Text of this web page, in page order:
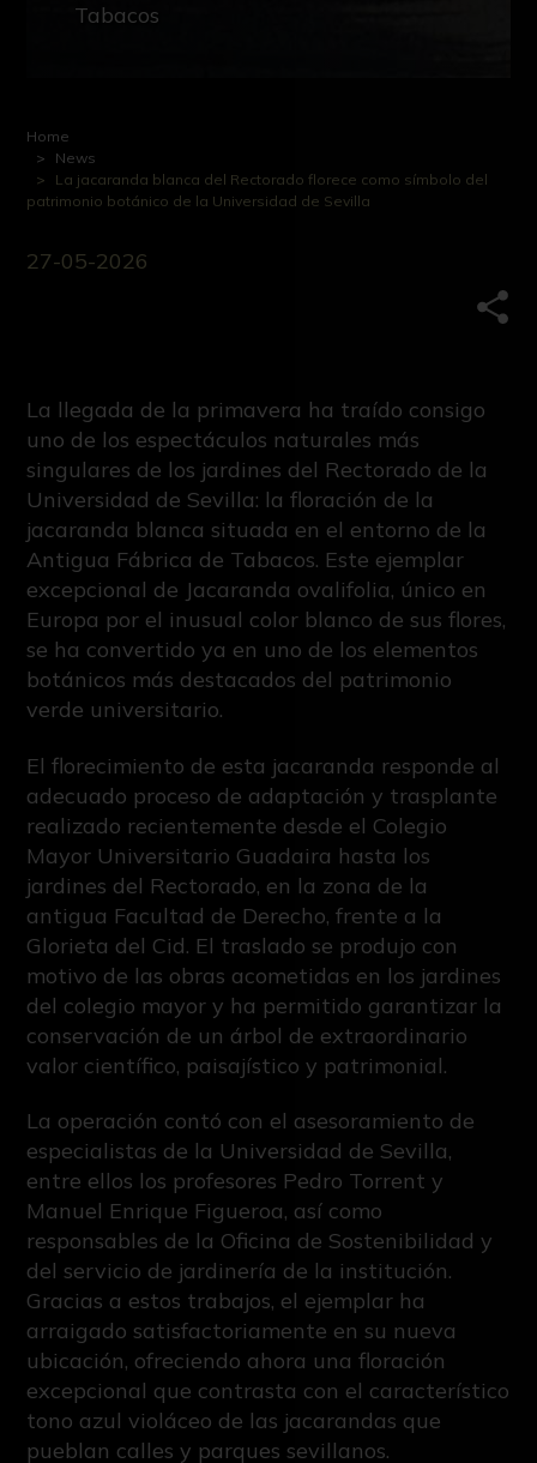
Tabacos
Home
News
La jacaranda blanca del Rectorado florece como símbolo del
patrimonio botánico de la Universidad de Sevilla
27-05-2026
La llegada de la primavera ha traído consigo
uno de los espectáculos naturales más
singulares de los jardines del Rectorado de la
Universidad de Sevilla: la floración de la
jacaranda blanca situada en el entorno de la
Antigua Fábrica de Tabacos. Este ejemplar
excepcional de Jacaranda ovalifolia, único en
Europa por el inusual color blanco de sus flores,
se ha convertido ya en uno de los elementos
botánicos más destacados del patrimonio
verde universitario.
El florecimiento de esta jacaranda responde al
adecuado proceso de adaptación y trasplante
realizado recientemente desde el Colegio
Mayor Universitario Guadaira hasta los
jardines del Rectorado, en la zona de la
antigua Facultad de Derecho, frente a la
Glorieta del Cid. El traslado se produjo con
motivo de las obras acometidas en los jardines
del colegio mayor y ha permitido garantizar la
conservación de un árbol de extraordinario
valor científico, paisajístico y patrimonial.
La operación contó con el asesoramiento de
especialistas de la Universidad de Sevilla,
entre ellos los profesores Pedro Torrent y
Manuel Enrique Figueroa, así como
responsables de la Oficina de Sostenibilidad y
del servicio de jardinería de la institución.
Gracias a estos trabajos, el ejemplar ha
arraigado satisfactoriamente en su nueva
ubicación, ofreciendo ahora una floración
excepcional que contrasta con el característico
tono azul violáceo de las jacarandas que
pueblan calles y parques sevillanos.